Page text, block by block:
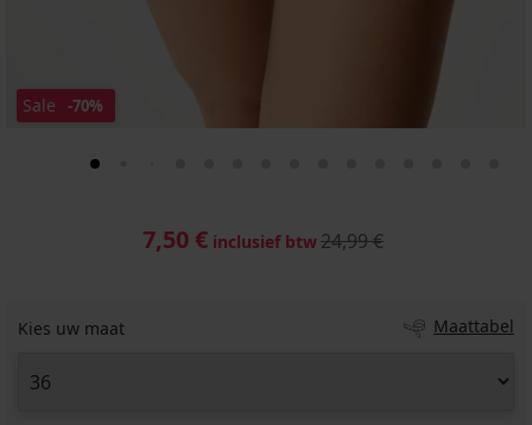
Sale -70%
7,50 € inclusief btw24,99 €
Kies uw maat Maattabel